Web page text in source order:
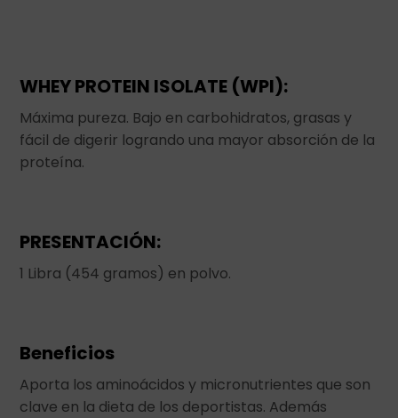
WHEY PROTEIN ISOLATE (WPI):
Máxima pureza. Bajo en carbohidratos, grasas y
fácil de digerir logrando una mayor absorción de la
proteína.
PRESENTACIÓN:
1 Libra (454 gramos) en polvo.
Beneficios
Aporta los aminoácidos y micronutrientes que son
clave en la dieta de los deportistas. Además